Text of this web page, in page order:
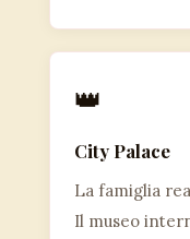
👑
City Palace
La famiglia
Il museo